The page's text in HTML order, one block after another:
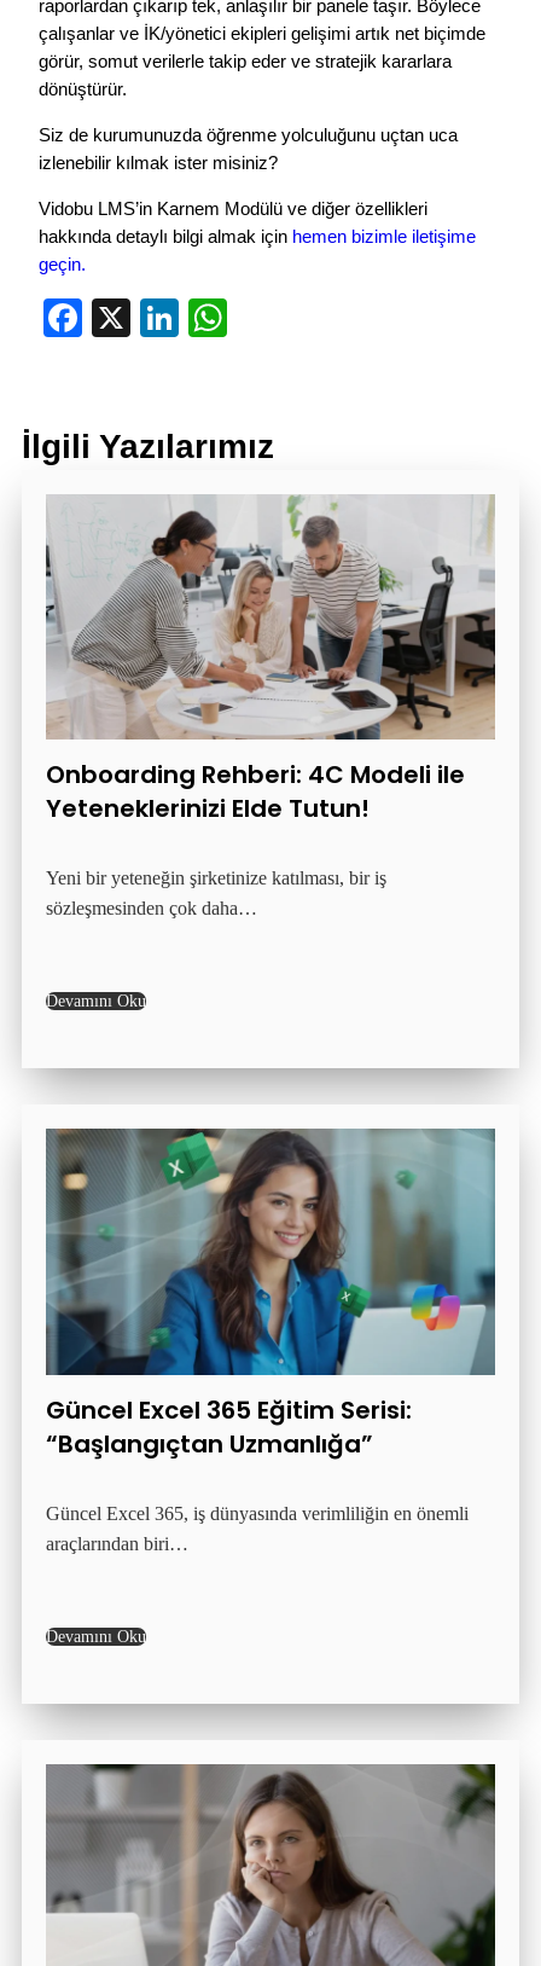
raporlardan çıkarıp tek, anlaşılır bir panele taşır. Böylece
çalışanlar ve İK/yönetici ekipleri gelişimi artık net biçimde
görür, somut verilerle takip eder ve stratejik kararlara
dönüştürür.
Siz de kurumunuzda öğrenme yolculuğunu uçtan uca
izlenebilir kılmak ister misiniz?
Vidobu LMS’in Karnem Modülü ve diğer özellikleri
hakkında detaylı bilgi almak için hemen bizimle iletişime
geçin.
Facebook
X LinkedIn
İlgili Yazılarımız
Onboarding Rehberi: 4C Modeli ile
Yeteneklerinizi Elde Tutun!
Yeni bir yeteneğin şirketinize katılması, bir iş
sözleşmesinden çok daha…
Devamını Oku
Güncel Excel 365 Eğitim Serisi:
“Başlangıçtan Uzmanlığa”
Güncel Excel 365, iş dünyasında verimliliğin en önemli
araçlarından biri…
Devamını Oku